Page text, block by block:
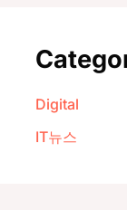
Digital
IT뉴스